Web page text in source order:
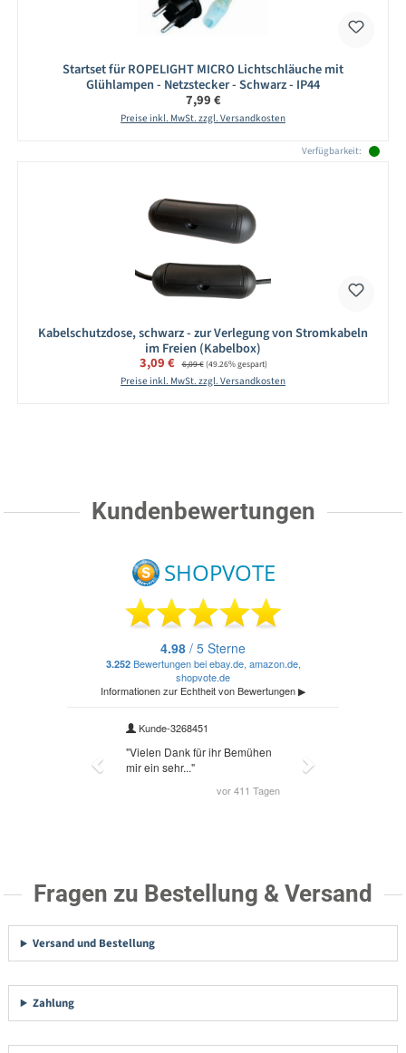
Startset für ROPELIGHT MICRO Lichtschläuche mit
Glühlampen - Netzstecker - Schwarz - IP44
Regulärer Preis:
7,99 €
Preise inkl. MwSt. zzgl. Versandkosten
Verfügbarkeit:
Kabelschutzdose, schwarz - zur Verlegung von Stromkabeln
im Freien (Kabelbox)
Verkaufspreis:
3,09 € Regulärer Preis:
6,09 €(49.26% gespart)
Preise inkl. MwSt. zzgl. Versandkosten
Kundenbewertungen
Fragen zu Bestellung & Versand
Versand und Bestellung
Zahlung